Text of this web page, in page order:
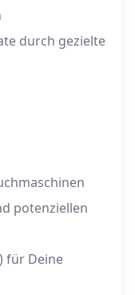
durch gezielte
potenziellen
für Deine